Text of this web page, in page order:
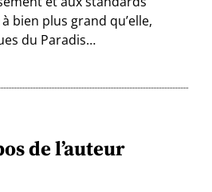
bien plus grand qu’elle,
du Paradis…
de l’auteur